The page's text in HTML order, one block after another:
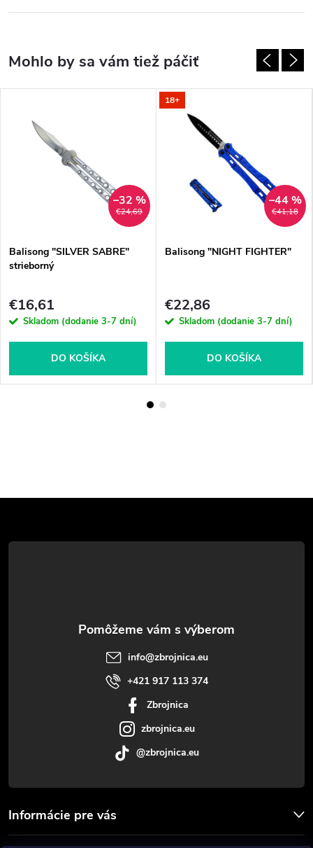
€24,69
–32 %
Balisong "SILVER SABRE"
strieborný
€16,61
Skladom (dodanie 3-7 dní)
DO KOŠÍKA
18+
€41,18
–44 %
Balisong "NIGHT FIGHTER"
€22,86
Skladom (dodanie 3-7 dní)
DO KOŠÍKA
á
Informácie pre vás
info@zbrojnica.eu
+421 917 113 374
Zbrojnica
zbrojnica.eu
@zbrojnica.eu